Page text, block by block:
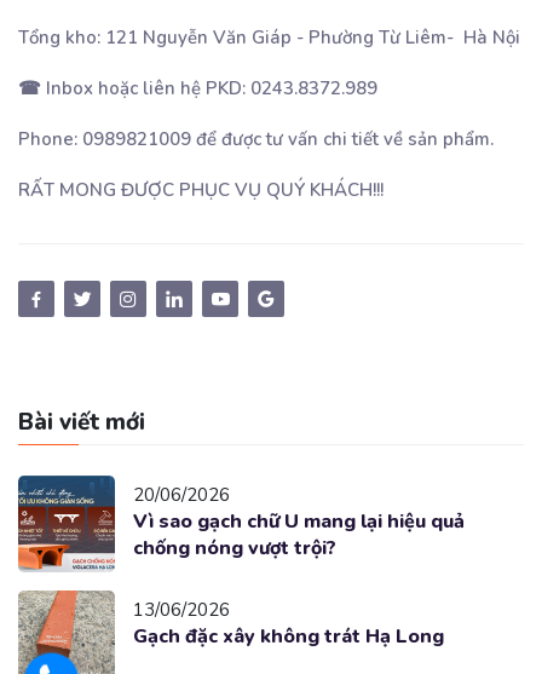
Tổng kho: 121 Nguyễn Văn Giáp - Phường Từ Liêm- Hà Nội
☎ Inbox hoặc liên hệ PKD: 0243.8372.989
Phone: 0989821009 để được tư vấn chi tiết về sản phẩm.
RẤT MONG ĐƯỢC PHỤC VỤ QUÝ KHÁCH!!!
Bài viết mới
20/06/2026
Vì sao gạch chữ U mang lại hiệu quả
chống nóng vượt trội?
13/06/2026
Gạch đặc xây không trát Hạ Long